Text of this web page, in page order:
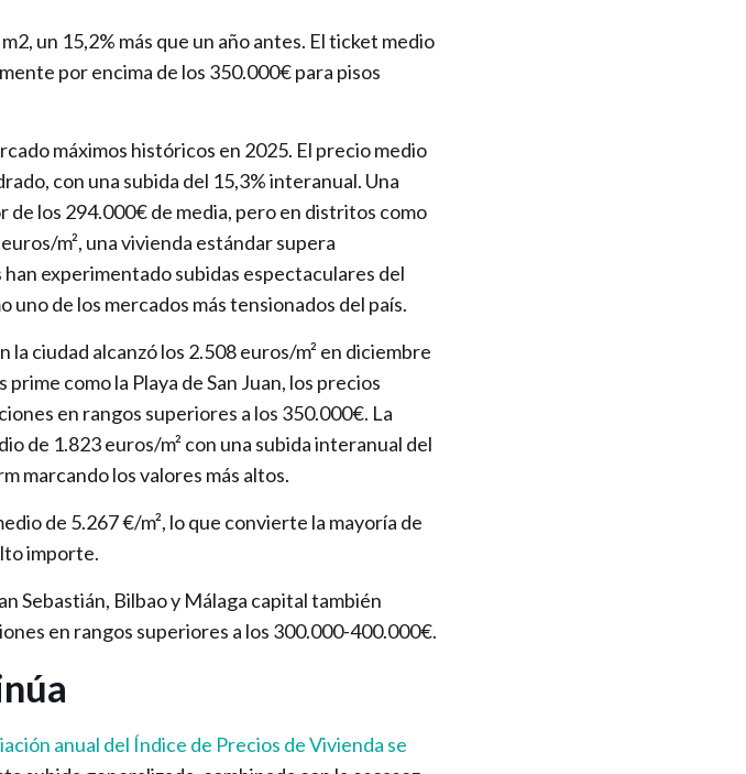
un 15,2% más que un año antes. El ticket medio
por encima de los 350.000€ para pisos
máximos históricos en 2025. El precio medio
con una subida del 15,3% interanual. Una
de los 294.000€ de media, pero en distritos como
m², una vivienda estándar supera
experimentado subidas espectaculares del
de los mercados más tensionados del país.
la ciudad alcanzó los 2.508 euros/m² en diciembre
como la Playa de San Juan, los precios
en rangos superiores a los 350.000€. La
de 1.823 euros/m² con una subida interanual del
marcando los valores más altos.
de 5.267 €/m², lo que convierte la mayoría de
importe.
Sebastián, Bilbao y Málaga capital también
en rangos superiores a los 300.000-400.000€.
anual del Índice de Precios de Vivienda se